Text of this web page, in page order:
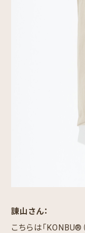
諌山さん：
こちらは「KONBU®︎